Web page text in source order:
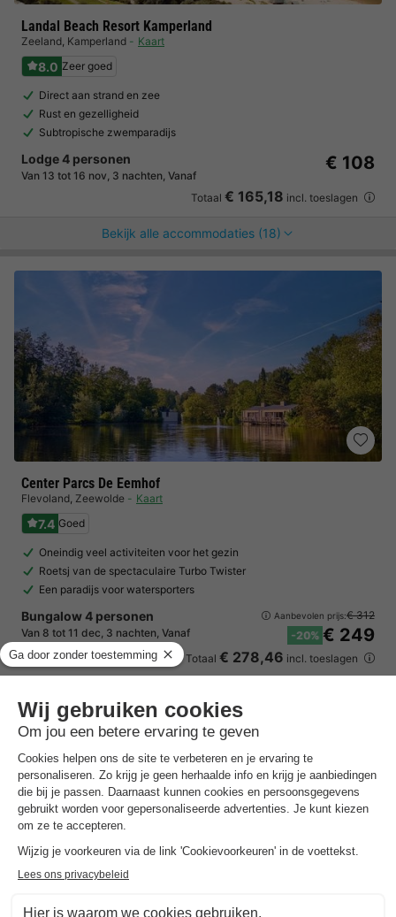
Landal Beach Resort Kamperland
Zeeland, Kamperland Kaart
8.0 Zeer goed
Direct aan strand en zee
Rust en gezelligheid
Subtropische zwemparadijs
Lodge 4 personen
Van 13 tot 16 nov, 3 nachten, Vanaf
€ 108
Totaal € 165,18 incl. toeslagen
Bekijk alle accommodaties (18)
Center Parcs De Eemhof
Flevoland, Zeewolde Kaart
7.4 Goed
Oneindig veel activiteiten voor het gezin
Roetsj van de spectaculaire Turbo Twister
Een paradijs voor watersporters
Bungalow 4 personen
Van 8 tot 11 dec, 3 nachten, Vanaf
Aanbevolen prijs:€ 312
-20% € 249
Totaal € 278,46 incl. toeslagen